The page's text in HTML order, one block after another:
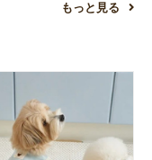
もっと見る